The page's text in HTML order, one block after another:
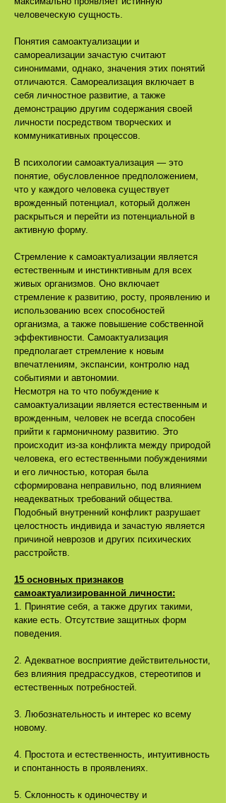
человеческую сущность.
Понятия самоактуализации и
самореализации зачастую считают
синонимами, однако, значения этих понятий
отличаются. Самореализация включает в
себя личностное развитие, а также
демонстрацию другим содержания своей
личности посредством творческих и
коммуникативных процессов.
В психологии самоактуализация — это
понятие, обусловленное предположением,
что у каждого человека существует
врожденный потенциал, который должен
раскрыться и перейти из потенциальной в
активную форму.
Стремление к самоактуализации является
естественным и инстинктивным для всех
живых организмов. Оно включает
стремление к развитию, росту, проявлению и
использованию всех способностей
организма, а также повышение собственной
эффективности. Самоактуализация
предполагает стремление к новым
впечатлениям, экспансии, контролю над
событиями и автономии.
Несмотря на то что побуждение к
самоактуализации является естественным и
врожденным, человек не всегда способен
прийти к гармоничному развитию. Это
происходит из-за конфликта между природой
человека, его естественными побуждениями
и его личностью, которая была
сформирована неправильно, под влиянием
неадекватных требований общества.
Подобный внутренний конфликт разрушает
целостность индивида и зачастую является
причиной неврозов и других психических
расстройств.
15 основных признаков
самоактуализированной личности:
1. Принятие себя, а также других такими,
какие есть. Отсутствие защитных форм
поведения.
2. Адекватное восприятие действительности,
без влияния предрассудков, стереотипов и
естественных потребностей.
3. Любознательность и интерес ко всему
новому.
4. Простота и естественность, интуитивность
и спонтанность в проявлениях.
5. Склонность к одиночеству и